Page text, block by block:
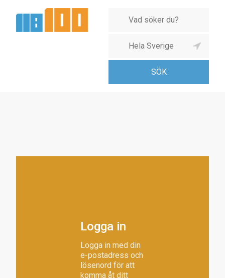
Logga in
Logga in med din
e-postadress och
lösenord för att
komma åt ditt